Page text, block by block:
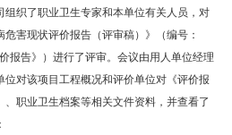
组织了职业卫生专家和本单位有关人员，对
危害现状评价报告（评审稿）》（编号：
报告》）进行了评审。会议由用人单位经理
对该项目工程概况和评价单位对《评价报
职业卫生档案等相关文件资料，并查看了